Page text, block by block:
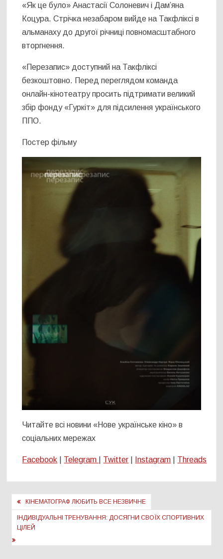
«Як це було» Анастасії Солоневич і Дам’яна
Коцура. Стрічка незабаром вийде на Такфліксі в
альманаху до другої річниці повномасштабного
вторгнення.
«Перезапис» доступний на Такфліксі
безкоштовно. Перед переглядом команда
онлайн-кінотеатру просить підтримати великий
збір фонду «Гуркіт» для підсилення українського
ППО.
Постер фільму
Читайте всі новини «Нове українське кіно» в
соціальних мережах
Facebook Telegram Twitter Instagram Threads
Навігація
записів
КІНЕМАТОГРАФ ЛЮБИТЬ ВСЕ НЕЗВИЧНЕ
ІНДИВІДУАЛЬНІ ТРЕНУВАННЯ: ДОСЯГНИ СВОЇХ СПОРТИВНИХ
ЦІЛЕЙ